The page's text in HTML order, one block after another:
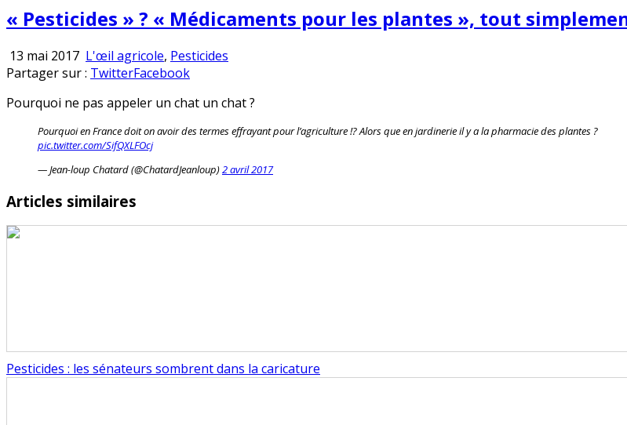
« Pesticides » ? « Médicaments pour les plantes », tout
13 mai 2017 Publié
en
L'œil agricole, Pesticides
Partager sur : TwitterFacebook
Pourquoi ne pas appeler un chat un chat ?
Pourquoi en France doit on avoir des termes effrayant pour l’agriculture !? Alors que en jardinerie il y a la pharmacie des plantes ?
pic.twitter.com/SifQXLFOcj
— Jean-loup Chatard (@ChatardJeanloup)2 avril 2017
Articles similaires
Pesticides : les sénateurs sombrent dans la caricature